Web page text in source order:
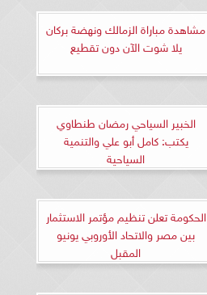
مشاهدة مباراة الزمالك ونهضة بركان
يلا شوت الآن دون تقطيع
الخبير السياحي رمضان طنطاوي
يكتب: كامل أبو علي والتنمية
السياحية
الحكومة تعلن تنظيم مؤتمر الاستثمار
بين مصر والاتحاد الأوروبي يونيو
المقبل